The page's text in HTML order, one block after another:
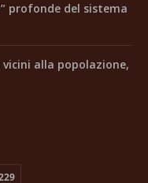
profonde del sistema
alla popolazione,